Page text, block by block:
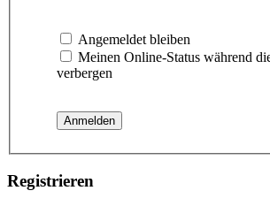
Angemeldet bleiben
Meinen Online-Status während
verbergen
Registrieren